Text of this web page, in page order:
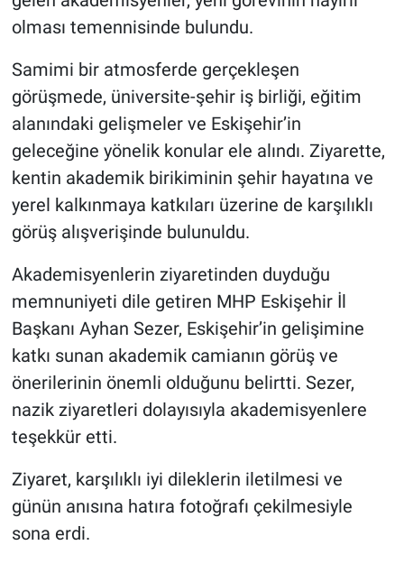
olması temennisinde bulundu.
Samimi bir atmosferde gerçekleşen
görüşmede, üniversite-şehir iş birliği, eğitim
alanındaki gelişmeler ve Eskişehir’in
geleceğine yönelik konular ele alındı. Ziyarette,
kentin akademik birikiminin şehir hayatına ve
yerel kalkınmaya katkıları üzerine de karşılıklı
görüş alışverişinde bulunuldu.
Akademisyenlerin ziyaretinden duyduğu
memnuniyeti dile getiren MHP Eskişehir İl
Başkanı Ayhan Sezer, Eskişehir’in gelişimine
katkı sunan akademik camianın görüş ve
önerilerinin önemli olduğunu belirtti. Sezer,
nazik ziyaretleri dolayısıyla akademisyenlere
teşekkür etti.
Ziyaret, karşılıklı iyi dileklerin iletilmesi ve
günün anısına hatıra fotoğrafı çekilmesiyle
sona erdi.